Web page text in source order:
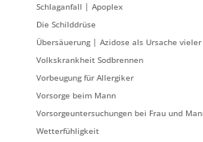
Schlaganfall | Apoplex
Die Schilddrüse
Übersäuerung | Azidose als Ursache
Volkskrankheit Sodbrennen
Vorbeugung für Allergiker
Vorsorge beim Mann
Vorsorgeuntersuchungen bei Frau und
Wetterfühligkeit